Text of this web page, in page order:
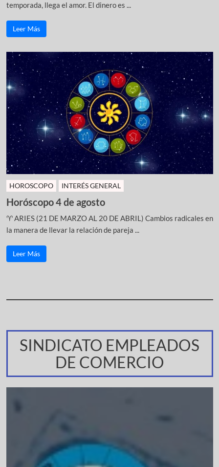
temporada, llega el amor. El dinero es ...
Leer Más
HOROSCOPO INTERÉS GENERAL
Horóscopo 4 de agosto
♈ ARIES (21 DE MARZO AL 20 DE ABRIL) Cambios radicales en
la manera de llevar la relación de pareja ...
Leer Más
SINDICATO EMPLEADOS
DE COMERCIO